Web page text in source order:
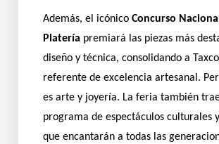
Además, el icónico Concurso
Platería premiará las piezas más
diseño y técnica, consolidando a
referente de excelencia artesanal.
es arte y joyería. La feria también
programa de espectáculos culturales
que encantarán a todas las